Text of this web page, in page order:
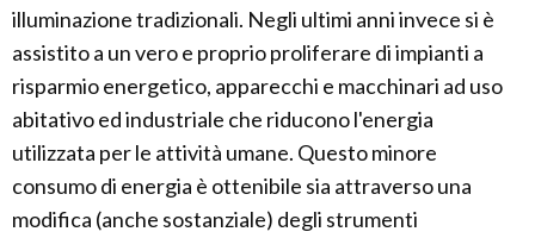
illuminazione tradizionali. Negli ultimi anni invece si è
assistito a un vero e proprio proliferare di impianti a
risparmio energetico, apparecchi e macchinari ad uso
abitativo ed industriale che riducono l'energia
utilizzata per le attività umane. Questo minore
consumo di energia è ottenibile sia attraverso una
modifica (anche sostanziale) degli strumenti